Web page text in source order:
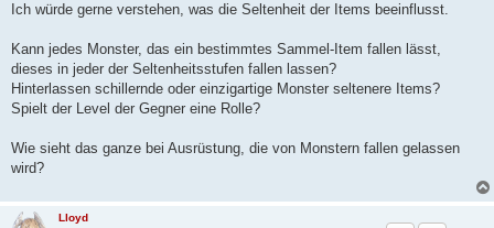
r
Ich würde gerne verstehen, was die Seltenheit der Items beeinflusst.
Kann jedes Monster, das ein bestimmtes Sammel-Item fallen lässt,
dieses in jeder der Seltenheitsstufen fallen lassen?
Hinterlassen schillernde oder einzigartige Monster seltenere Items?
Spielt der Level der Gegner eine Rolle?
Wie sieht das ganze bei Ausrüstung, die von Monstern fallen gelassen
wird?
Lloyd